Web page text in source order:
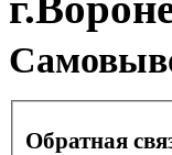
Обратная